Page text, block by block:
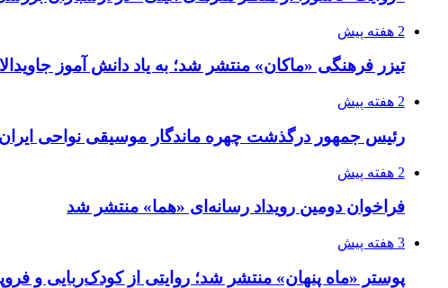
2 هفته پیش
تیزر فرهنگی «ماکان» منتشر شد؛ به یاد دانش آموز
2 هفته پیش
رئیس جمهور درگذشت چهره ماندگار موسیقی نواحی
2 هفته پیش
فراخوان دومین رویداد رسانه‌ای «هما» منتشر شد
3 هفته پیش
پوستر «ماه پنهان» منتشر شد؛ روایتی از کودک‌ربایی و